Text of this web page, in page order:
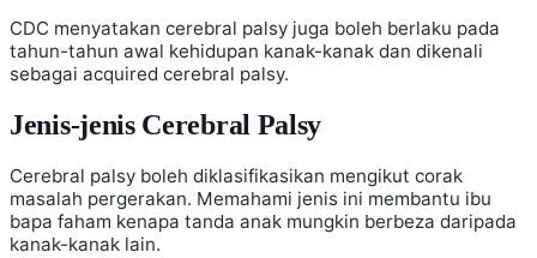
CDC menyatakan cerebral palsy juga boleh berlaku pada
tahun-tahun awal kehidupan kanak-kanak dan dikenali
sebagai acquired cerebral palsy.
Jenis-jenis Cerebral Palsy
Cerebral palsy boleh diklasifikasikan mengikut corak
masalah pergerakan. Memahami jenis ini membantu ibu
bapa faham kenapa tanda anak mungkin berbeza daripada
kanak-kanak lain.